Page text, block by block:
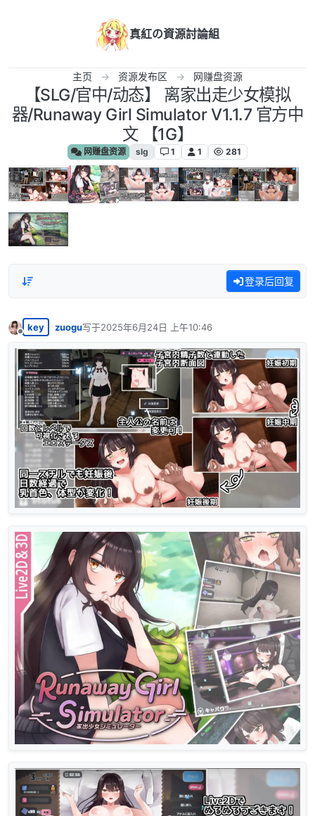
真紅の資源討論組
主页 资源发布区 网赚盘资源
【SLG/官中/动态】 离家出走少女模拟
器/Runaway Girl Simulator V1.1.7 官方中
文 【1G】
网赚盘资源 slg 1 1 281
登录后回复
离线
key zuogu写于2025年6月24日 上午10:46
最后由 编辑